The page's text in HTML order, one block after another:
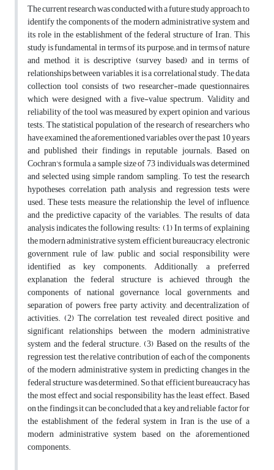
The current research was conducted with a future study approach to
identify the components of the modern administrative system and
its role in the establishment of the federal structure of Iran. This
study is fundamental in terms of its purpose; and in terms of nature
and method, it is descriptive (survey based) and in terms of
relationships between variables, it is a correlational study. The data
collection tool consists of two researcher-made questionnaires,
which were designed with a five-value spectrum. Validity and
reliability of the tool was measured by expert opinion and various
tests. The statistical population of the research of researchers who
have examined the aforementioned variables over the past 10 years
and published their findings in reputable journals. Based on
Cochran's formula, a sample size of 73 individuals was determined
and selected using simple random sampling. To test the research
hypotheses, correlation, path analysis and regression tests were
used. These tests measure the relationship, the level of influence,
and the predictive capacity of the variables. The results of data
analysis indicates the following results: (1) In terms of explaining
the modern administrative system, efficient bureaucracy, electronic
government, rule of law, public and social responsibility were
identified as key components. Additionally, a preferred
explanation the federal structure is achieved through the
components of national governance, local governments, and
separation of powers, free party activity, and decentralization of
activities. (2) The correlation test revealed direct, positive, and
significant relationships between the modern administrative
system and the federal structure. (3) Based on the results of the
regression test, the relative contribution of each of the components
of the modern administrative system in predicting changes in the
federal structure was determined. So that efficient bureaucracy has
the most effect and social responsibility has the least effect. Based
on the findings it can be concluded that a key and reliable factor for
the establishment of the federal system in Iran is the use of a
modern administrative system based on the aforementioned
components.